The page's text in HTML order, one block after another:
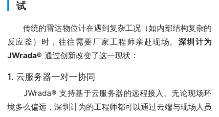
试
传统的雷达物位计在遇到复杂工况（如内部结构复杂的
反应釜）时，往往需要厂家工程师亲赴现场。 深圳计为
JWrada® 通过创新改变了这一现状：
1. 云服务器一对一协同
JWrada® 支持基于云服务器的远程接入。无论现场环
境多么偏远，深圳计为的工程师都可以通过云端与现场人员